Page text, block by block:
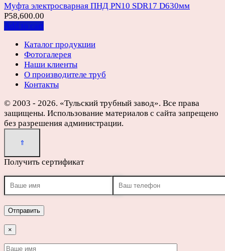
Муфта электросварная ПНД PN10 SDR17 D630мм
Р58,600.00
Add to cart
Каталог продукции
Фотогалерея
Наши клиенты
О производителе труб
Контакты
© 2003 - 2026. «Тульский трубный завод». Все права
защищены. Использование материалов с сайта запрещено
без разрешения администрации.
Получить сертификат
×